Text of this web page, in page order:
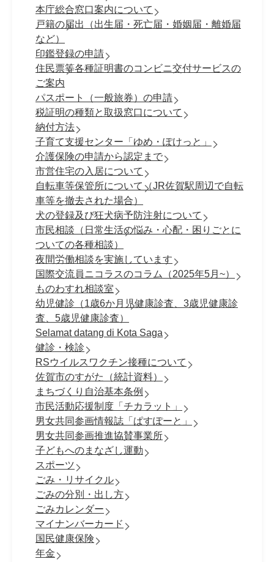
本庁総合窓口案内について
戸籍の届出（出生届・死亡届・婚姻届・離婚届
など）
印鑑登録の申請
住民票等各種証明書のコンビニ交付サービスの
ご案内
パスポート（一般旅券）の申請
税証明の種類と取扱窓口について
納付方法
子育て支援センター「ゆめ・ぽけっと」
介護保険の申請から認定まで
市営住宅の入居について
自転車等保管所について（JR佐賀駅周辺で自転
車等を撤去された場合）
犬の登録及び狂犬病予防注射について
市民相談（日常生活の悩み・心配・困りごとに
ついての各種相談）
夜間労働相談を実施しています
国際交流員ニコラスのコラム（2025年5月~）
ものわすれ相談室
幼児健診（1歳6か月児健康診査、3歳児健康診
査、5歳児健康診査）
Selamat datang di Kota Saga
健診・検診
RSウイルスワクチン接種について
佐賀市のすがた（統計資料）
まちづくり自治基本条例
市民活動応援制度「チカラット」
男女共同参画情報誌「ぱすぽーと」
男女共同参画推進協賛事業所
子どもへのまなざし運動
スポーツ
ごみ・リサイクル
ごみの分別・出し方
ごみカレンダー
マイナンバーカード
国民健康保険
年金